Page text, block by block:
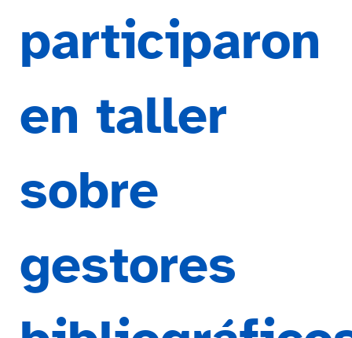
participaron
en taller
sobre
gestores